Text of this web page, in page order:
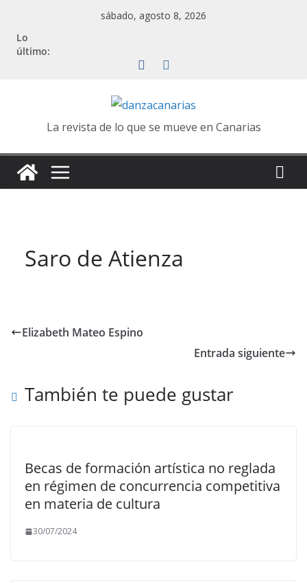
contenido
sábado, agosto 8, 2026
Lo
último:
La revista de lo que se mueve en Canarias
Saro de Atienza
Elizabeth Mateo Espino
Entrada siguiente
También te puede gustar
Becas de formación artística no reglada
en régimen de concurrencia competitiva
en materia de cultura
30/07/2024